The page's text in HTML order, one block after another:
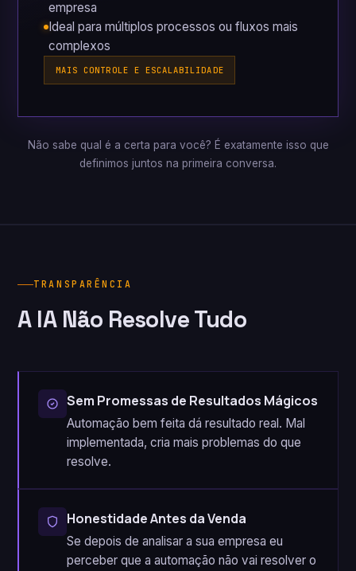
empresa
Ideal para múltiplos processos ou fluxos mais
complexos
MAIS CONTROLE E ESCALABILIDADE
Não sabe qual é a certa para você? É exatamente isso que
definimos juntos na primeira conversa.
TRANSPARÊNCIA
A IA Não Resolve Tudo
Sem Promessas de Resultados Mágicos
Automação bem feita dá resultado real. Mal
implementada, cria mais problemas do que
resolve.
Honestidade Antes da Venda
Se depois de analisar a sua empresa eu
perceber que a automação não vai resolver o